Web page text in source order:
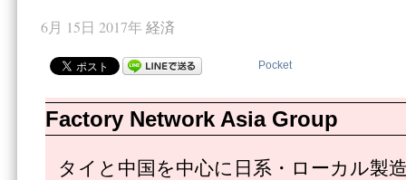
6月 15日 2017年 経済
Pocket
Factory Network Asia Group
タイと中国を中心に日系・ローカル製